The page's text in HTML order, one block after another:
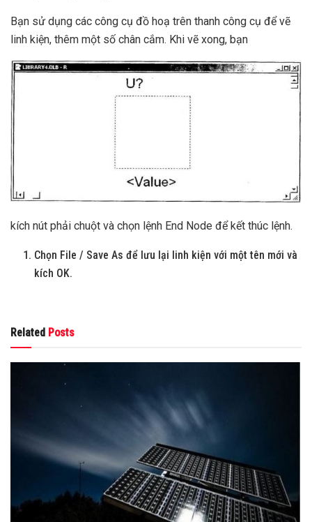
Bạn sử dụng các công cụ đồ hoạ trên thanh công cụ để vẽ
linh kiện, thêm một số chân cắm. Khi vẽ xong, bạn
kích nút phải chuột và chọn lệnh End Node để kết thúc lệnh.
Chọn File / Save As để lưu lại linh kiện với một tên mới và
kích OK.
Related Posts